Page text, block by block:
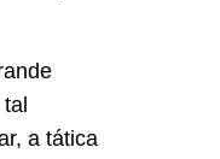
a tática